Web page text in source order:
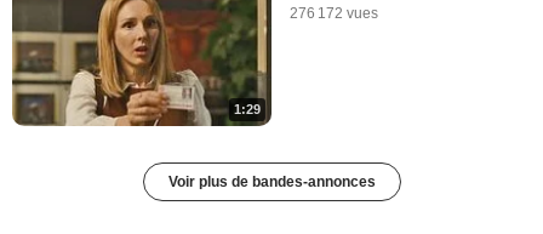
1:29
276 172 vues
Voir plus de bandes-annonces